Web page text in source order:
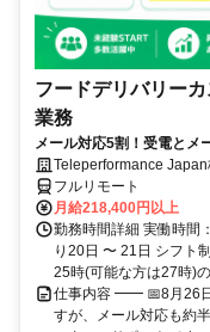
フードデリバリー
業務
メール対応5割！受電と
Teleperformance Japan
フルリモート
月給218,400円以上
勤務時間詳細 実働時間
り20日 〜 21日 シフト
25時(可能な方は27時)
仕事内容 ━━ 📅8月26
すが、メール対応も約